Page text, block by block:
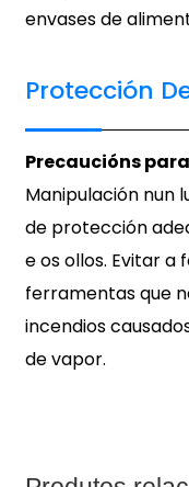
envases de
Protección
Precaucións
Manipulación nun
de protección
e os ollos. Evitar a
ferramentas que
incendios
de vapor.